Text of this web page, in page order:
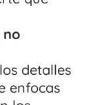
no
detalles
enfocas